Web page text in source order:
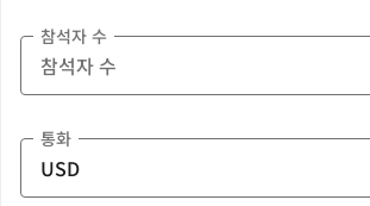
참석자 수
통화